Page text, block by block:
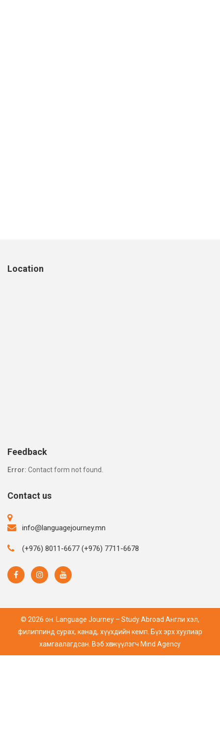
Location
Feedback
Error: Contact form not found.
Contact us
info@languagejourney.mn
(+976) 8011-6677 (+976) 7711-6678
© 2026 он. Language Journey – Study Abroad Англи хэл,
филиппинд сурах, канад, хүүхдийн кемп. Бүх эрх хуулиар
хамгаалагдсан. Вэб хөгжүүлэгч Mind Agency